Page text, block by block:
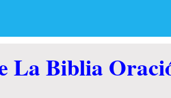
La Biblia